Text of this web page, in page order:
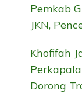
Pemkab
JKN,
Khofifah
Dorong